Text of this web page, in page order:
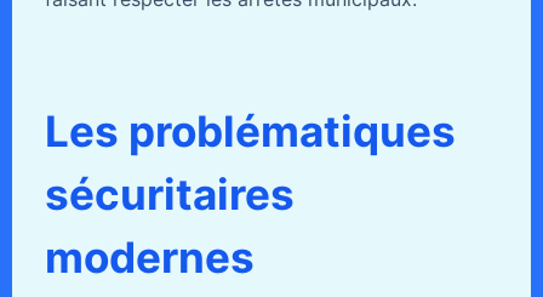
Les problématiques
sécuritaires
modernes